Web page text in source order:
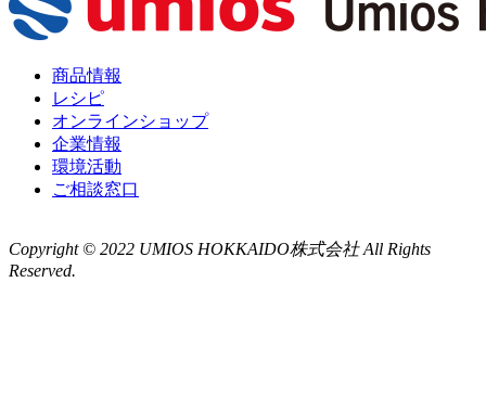
商品情報
レシピ
オンラインショップ
企業情報
環境活動
ご相談窓口
Copyright © 2022 UMIOS HOKKAIDO株式会社 All Rights
Reserved.